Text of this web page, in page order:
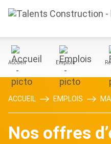
Accueil Emplois
ACCUEIL EMPLOIS
Nos offres